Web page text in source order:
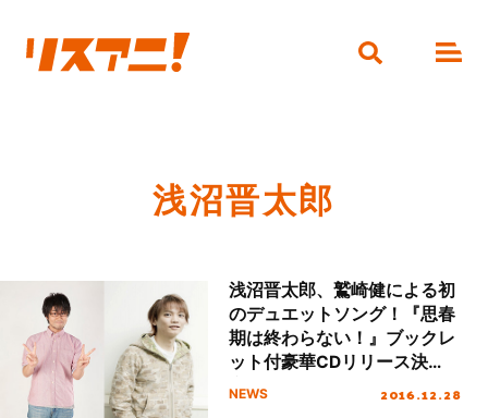
浅沼晋太郎
浅沼晋太郎、鷲崎健による初
のデュエットソング！『思春
期は終わらない！』ブックレ
ット付豪華CDリリース決
定！
NEWS 2016.12.28